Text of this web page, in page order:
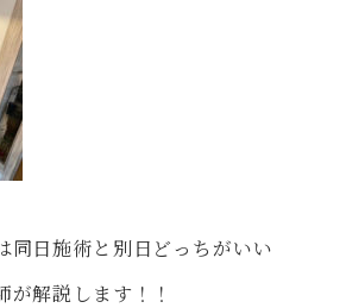
同日施術と別日どっちがいい
が解説します！！